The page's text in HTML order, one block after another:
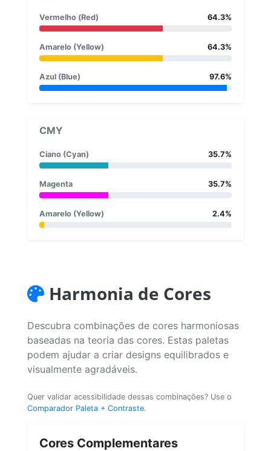
Vermelho (Red) 64.3%
Amarelo (Yellow) 64.3%
Azul (Blue) 97.6%
CMY
Ciano (Cyan) 35.7%
Magenta 35.7%
Amarelo (Yellow) 2.4%
Harmonia de Cores
Descubra combinações de cores harmoniosas
baseadas na teoria das cores. Estas paletas
podem ajudar a criar designs equilibrados e
visualmente agradáveis.
Quer validar acessibilidade dessas combinações? Use o
Comparador Paleta + Contraste.
Cores Complementares